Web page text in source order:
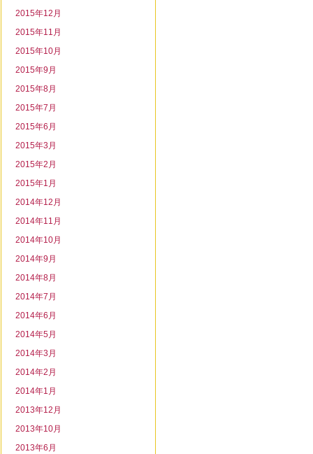
2015年12月
2015年11月
2015年10月
2015年9月
2015年8月
2015年7月
2015年6月
2015年3月
2015年2月
2015年1月
2014年12月
2014年11月
2014年10月
2014年9月
2014年8月
2014年7月
2014年6月
2014年5月
2014年3月
2014年2月
2014年1月
2013年12月
2013年10月
2013年6月